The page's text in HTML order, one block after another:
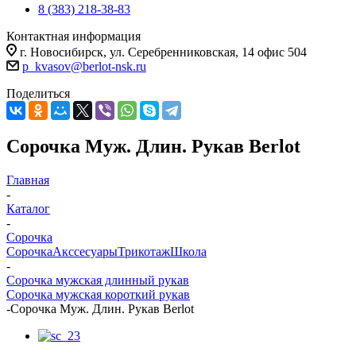
8 (383) 218-38-83
Контактная информация
г. Новосибирск, ул. Серебренниковская, 14 офис 504
p_kvasov@berlot-nsk.ru
Поделиться
Сорочка Муж. Длин. Рукав Berlot
Главная
-
Каталог
-
Сорочка
СорочкаАкссесуарыТрикотажШкола
-
Сорочка мужская длинный рукав
Сорочка мужская короткий рукав
-Сорочка Муж. Длин. Рукав Berlot